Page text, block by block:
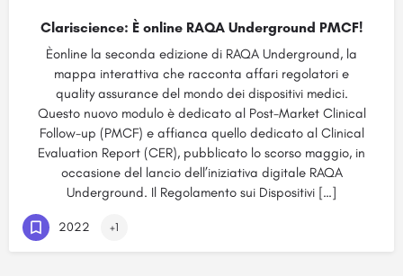
Clariscience: È online RAQA Underground PMCF!
Èonline la seconda edizione di RAQA Underground, la
mappa interattiva che racconta affari regolatori e
quality assurance del mondo dei dispositivi medici.
Questo nuovo modulo è dedicato al Post-Market Clinical
Follow-up (PMCF) e affianca quello dedicato al Clinical
Evaluation Report (CER), pubblicato lo scorso maggio, in
occasione del lancio dell’iniziativa digitale RAQA
Underground. Il Regolamento sui Dispositivi […]
2022 +1